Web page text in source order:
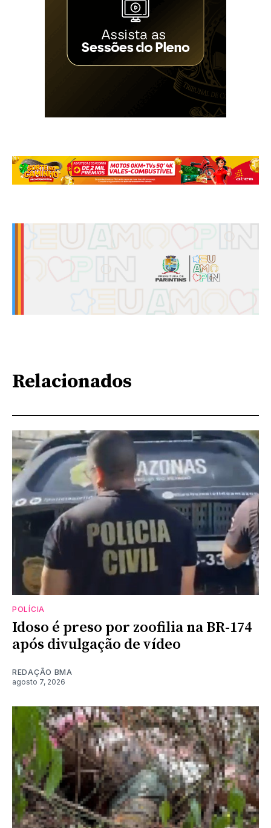
Relacionados
POLÍCIA
Idoso é preso por zoofilia na BR-174
após divulgação de vídeo
REDAÇÃO BMA
agosto 7, 2026